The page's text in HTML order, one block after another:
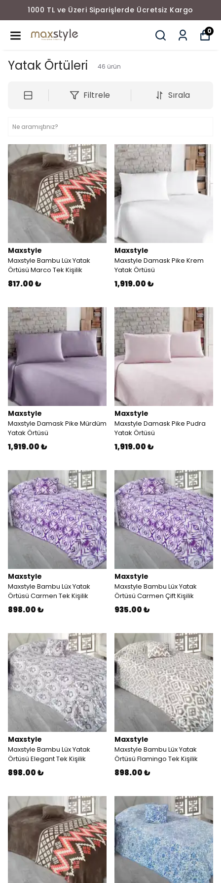
1000 TL ve Üzeri Siparişlerde Ücretsiz Kargo
0
Yatak Örtüleri 46 ürün
Filtrele Sırala
Maxstyle
Maxstyle Bambu Lüx Yatak
Örtüsü Marco Tek Kişilik
817.00 ₺
Maxstyle
Maxstyle Damask Pike Krem
Yatak Örtüsü
1,919.00 ₺
Maxstyle
Maxstyle Damask Pike Mürdüm
Yatak Örtüsü
1,919.00 ₺
Maxstyle
Maxstyle Damask Pike Pudra
Yatak Örtüsü
1,919.00 ₺
Maxstyle
Maxstyle Bambu Lüx Yatak
Örtüsü Carmen Tek Kişilik
898.00 ₺
Maxstyle
Maxstyle Bambu Lüx Yatak
Örtüsü Carmen Çift Kişilik
935.00 ₺
Maxstyle
Maxstyle Bambu Lüx Yatak
Örtüsü Elegant Tek Kişilik
898.00 ₺
Maxstyle
Maxstyle Bambu Lüx Yatak
Örtüsü Flamingo Tek Kişilik
898.00 ₺